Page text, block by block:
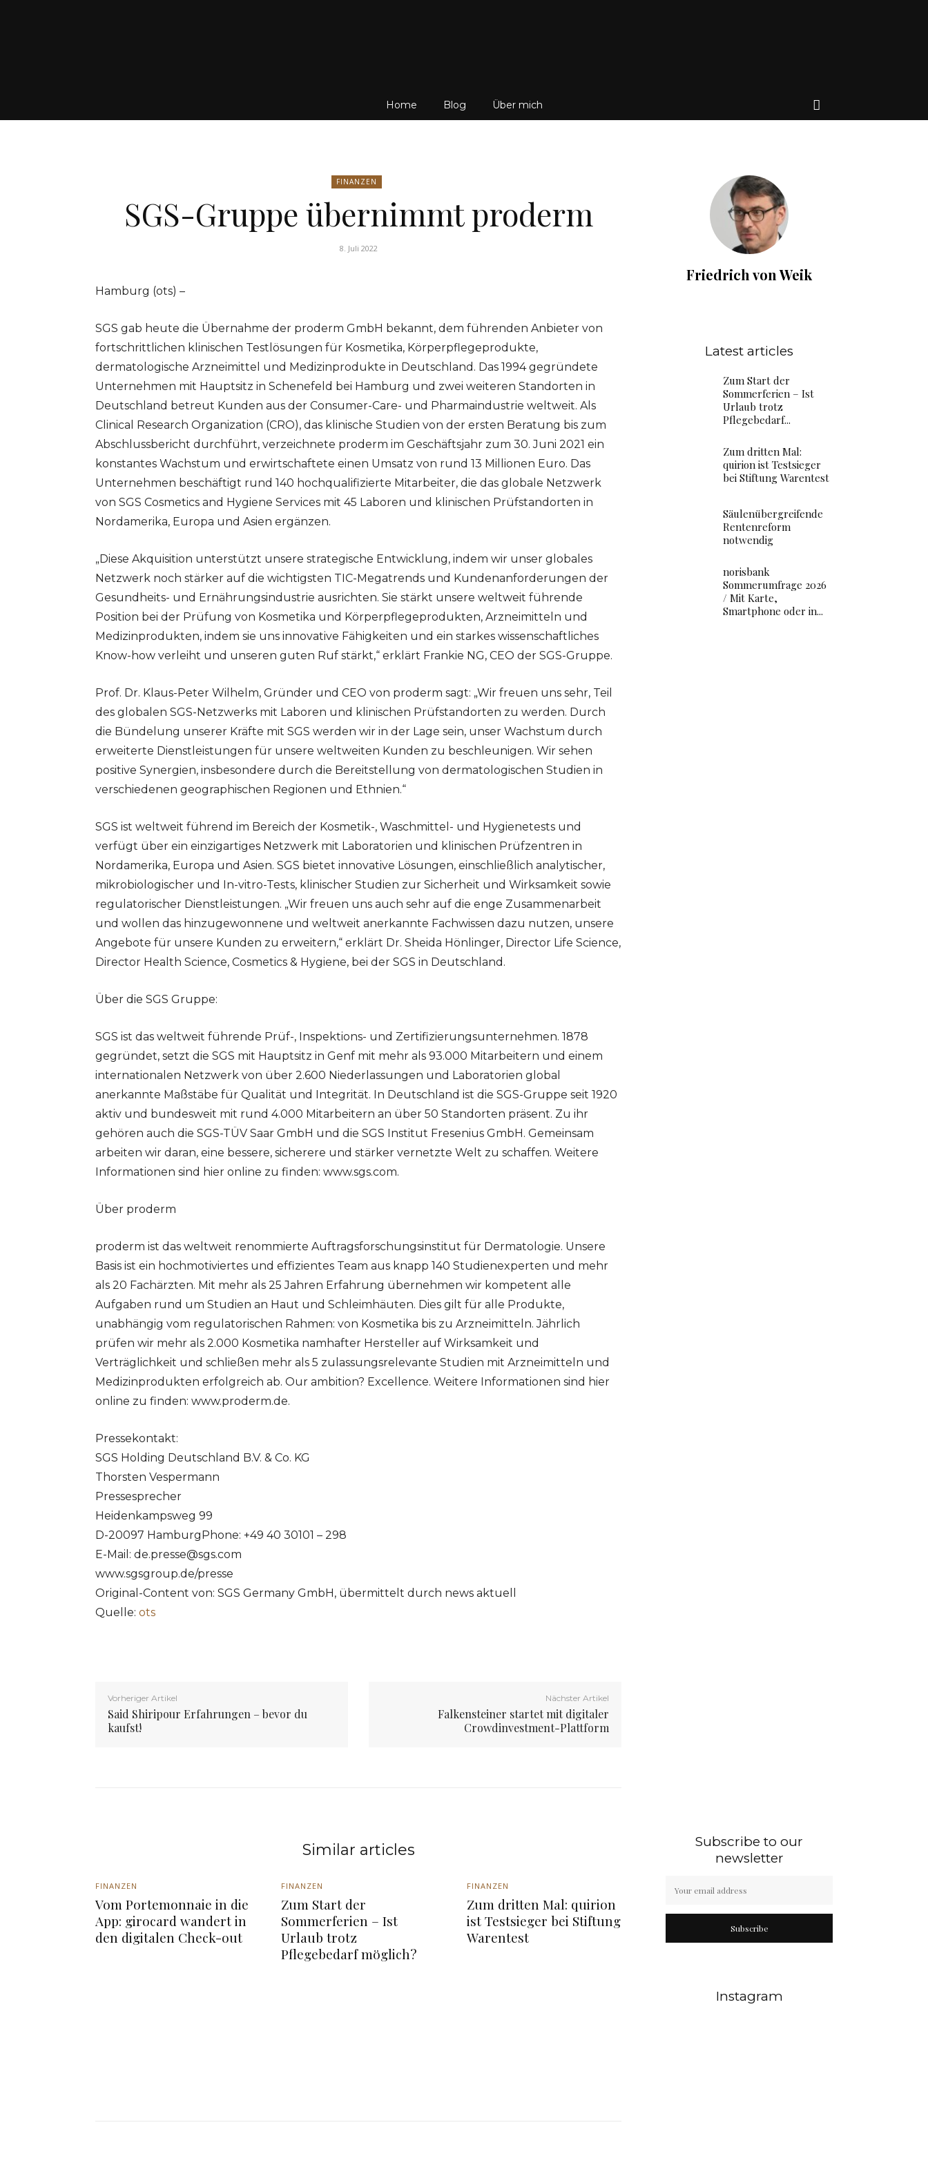
Home Blog Über mich
FINANZEN
SGS-Gruppe übernimmt proderm
8. Juli 2022
Hamburg (ots) –
SGS gab heute die Übernahme der proderm GmbH bekannt, dem führenden Anbieter von
fortschrittlichen klinischen Testlösungen für Kosmetika, Körperpflegeprodukte,
dermatologische Arzneimittel und Medizinprodukte in Deutschland. Das 1994 gegründete
Unternehmen mit Hauptsitz in Schenefeld bei Hamburg und zwei weiteren Standorten in
Deutschland betreut Kunden aus der Consumer-Care- und Pharmaindustrie weltweit. Als
Clinical Research Organization (CRO), das klinische Studien von der ersten Beratung bis zum
Abschlussbericht durchführt, verzeichnete proderm im Geschäftsjahr zum 30. Juni 2021 ein
konstantes Wachstum und erwirtschaftete einen Umsatz von rund 13 Millionen Euro. Das
Unternehmen beschäftigt rund 140 hochqualifizierte Mitarbeiter, die das globale Netzwerk
von SGS Cosmetics and Hygiene Services mit 45 Laboren und klinischen Prüfstandorten in
Nordamerika, Europa und Asien ergänzen.
„Diese Akquisition unterstützt unsere strategische Entwicklung, indem wir unser globales
Netzwerk noch stärker auf die wichtigsten TIC-Megatrends und Kundenanforderungen der
Gesundheits- und Ernährungsindustrie ausrichten. Sie stärkt unsere weltweit führende
Position bei der Prüfung von Kosmetika und Körperpflegeprodukten, Arzneimitteln und
Medizinprodukten, indem sie uns innovative Fähigkeiten und ein starkes wissenschaftliches
Know-how verleiht und unseren guten Ruf stärkt,“ erklärt Frankie NG, CEO der SGS-Gruppe.
Prof. Dr. Klaus-Peter Wilhelm, Gründer und CEO von proderm sagt: „Wir freuen uns sehr, Teil
des globalen SGS-Netzwerks mit Laboren und klinischen Prüfstandorten zu werden. Durch
die Bündelung unserer Kräfte mit SGS werden wir in der Lage sein, unser Wachstum durch
erweiterte Dienstleistungen für unsere weltweiten Kunden zu beschleunigen. Wir sehen
positive Synergien, insbesondere durch die Bereitstellung von dermatologischen Studien in
verschiedenen geographischen Regionen und Ethnien.“
SGS ist weltweit führend im Bereich der Kosmetik-, Waschmittel- und Hygienetests und
verfügt über ein einzigartiges Netzwerk mit Laboratorien und klinischen Prüfzentren in
Nordamerika, Europa und Asien. SGS bietet innovative Lösungen, einschließlich analytischer,
mikrobiologischer und In-vitro-Tests, klinischer Studien zur Sicherheit und Wirksamkeit sowie
regulatorischer Dienstleistungen. „Wir freuen uns auch sehr auf die enge Zusammenarbeit
und wollen das hinzugewonnene und weltweit anerkannte Fachwissen dazu nutzen, unsere
Angebote für unsere Kunden zu erweitern,“ erklärt Dr. Sheida Hönlinger, Director Life Science,
Director Health Science, Cosmetics & Hygiene, bei der SGS in Deutschland.
Über die SGS Gruppe:
SGS ist das weltweit führende Prüf-, Inspektions- und Zertifizierungsunternehmen. 1878
gegründet, setzt die SGS mit Hauptsitz in Genf mit mehr als 93.000 Mitarbeitern und einem
internationalen Netzwerk von über 2.600 Niederlassungen und Laboratorien global
anerkannte Maßstäbe für Qualität und Integrität. In Deutschland ist die SGS-Gruppe seit 1920
aktiv und bundesweit mit rund 4.000 Mitarbeitern an über 50 Standorten präsent. Zu ihr
gehören auch die SGS-TÜV Saar GmbH und die SGS Institut Fresenius GmbH. Gemeinsam
arbeiten wir daran, eine bessere, sicherere und stärker vernetzte Welt zu schaffen. Weitere
Informationen sind hier online zu finden: www.sgs.com.
Über proderm
proderm ist das weltweit renommierte Auftragsforschungsinstitut für Dermatologie. Unsere
Basis ist ein hochmotiviertes und effizientes Team aus knapp 140 Studienexperten und mehr
als 20 Fachärzten. Mit mehr als 25 Jahren Erfahrung übernehmen wir kompetent alle
Aufgaben rund um Studien an Haut und Schleimhäuten. Dies gilt für alle Produkte,
unabhängig vom regulatorischen Rahmen: von Kosmetika bis zu Arzneimitteln. Jährlich
prüfen wir mehr als 2.000 Kosmetika namhafter Hersteller auf Wirksamkeit und
Verträglichkeit und schließen mehr als 5 zulassungsrelevante Studien mit Arzneimitteln und
Medizinprodukten erfolgreich ab. Our ambition? Excellence. Weitere Informationen sind hier
online zu finden: www.proderm.de.
Pressekontakt:
SGS Holding Deutschland B.V. & Co. KG
Thorsten Vespermann
Pressesprecher
Heidenkampsweg 99
D-20097 HamburgPhone: +49 40 30101 – 298
E-Mail: de.presse@sgs.com
www.sgsgroup.de/presse
Original-Content von: SGS Germany GmbH, übermittelt durch news aktuell
Quelle: ots
Vorheriger Artikel
Said Shiripour Erfahrungen – bevor du
kaufst!
Nächster Artikel
Falkensteiner startet mit digitaler
Crowdinvestment-Plattform
Friedrich von Weik
Latest articles
Zum Start der
Sommerferien – Ist
Urlaub trotz
Pflegebedarf...
Zum dritten Mal:
quirion ist Testsieger
bei Stiftung Warentest
Säulenübergreifende
Rentenreform
notwendig
norisbank
Sommerumfrage 2026
/ Mit Karte,
Smartphone oder in...
Similar articles
FINANZEN
Vom Portemonnaie in die
App: girocard wandert in
den digitalen Check-out
FINANZEN
Zum Start der
Sommerferien – Ist
Urlaub trotz
Pflegebedarf möglich?
FINANZEN
Zum dritten Mal: quirion
ist Testsieger bei Stiftung
Warentest
Subscribe to our
newsletter
Subscribe
Instagram